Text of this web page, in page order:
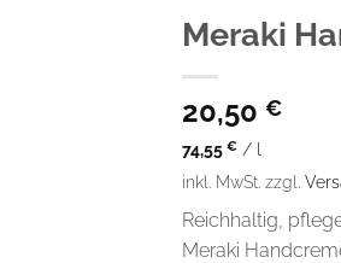
Meraki
20,50 €
74,55 € / l
inkl. MwSt. zzgl.
Reichhaltig,
Meraki